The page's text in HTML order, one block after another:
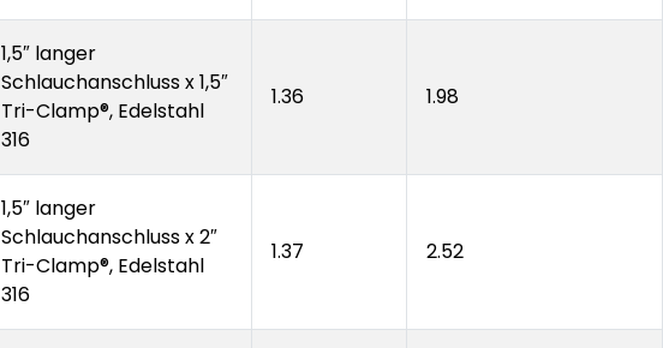
1,5″ langer
Schlauchanschluss x 1,5″
Tri-Clamp®, Edelstahl
316
1.36 1.98
1,5″ langer
Schlauchanschluss x 2″
Tri-Clamp®, Edelstahl
316
1.37 2.52